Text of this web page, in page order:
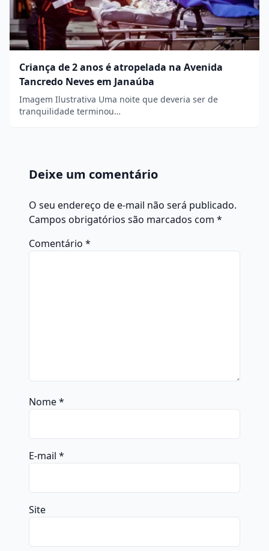
Criança de 2 anos é atropelada na Avenida
Tancredo Neves em Janaúba
Imagem Ilustrativa Uma noite que deveria ser de
tranquilidade terminou…
Deixe um comentário
O seu endereço de e-mail não será publicado.
Campos obrigatórios são marcados com *
Comentário *
Nome*
E-mail *
Site